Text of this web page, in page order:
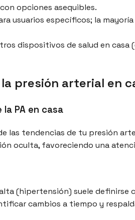
opciones asequibles.
usuarios específicos; la
dispositivos de salud en casa
presión arterial en
PA en casa
las tendencias de tu presión
oculta, favoreciendo una
(hipertensión) suele definirse
cambios a tiempo y